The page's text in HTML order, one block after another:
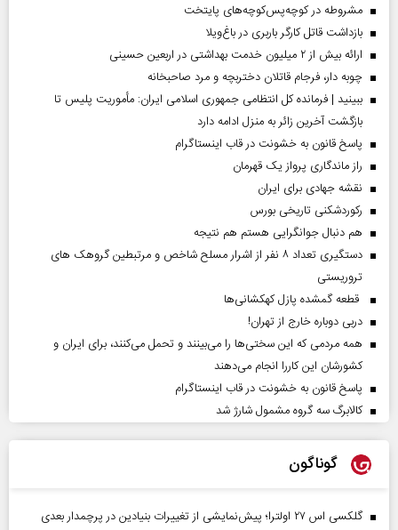
مشروطه در کوچه‌پس‌کوچه‌های پایتخت
بازداشت قاتل کارگر باربری در باغ‌ویلا
ارائه بیش از ۲ میلیون خدمت بهداشتی در اربعین حسینی
چوبه دار، فرجام قاتلان دختربچه و مرد صاحبخانه
ببینید | فرمانده کل انتظامی جمهوری اسلامی ایران­: مأموریت پلیس تا
بازگشت آخرین زائر به منزل ادامه دارد
پاسخ قانون به خشونت در قاب اینستاگرام
راز ماندگاری پرواز یک قهرمان
نقشه جهادی برای ایران
رکوردشکنی تاریخی بورس
هم دنبال جوانگرایی هستم هم نتیجه
دستگیری تعداد ۸ نفر از اشرار مسلح شاخص و مرتبطین گروهک های
تروریستی
قطعه گمشده پازل کهکشانی‌ها
دربی دوباره خارج از تهران!
همه مردمی که این سختی‌ها را می‌بینند و تحمل می‌کنند، برای ایران و
کشورشان این کاررا انجام می‌دهند
پاسخ قانون به خشونت در قاب اینستاگرام
کالابرگ سه گروه مشمول شارژ شد
گوناگون
گلکسی اس ۲۷ اولترا؛ پیش‌نمایشی از تغییرات بنیادین در پرچمدار بعدی